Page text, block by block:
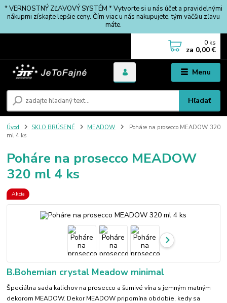
* VERNOSTNÝ ZĽAVOVÝ SYSTÉM * Vytvorte si u nás účet a pravidelnými
nákupmi získajte lepšie ceny. Čím viac u nás nakupujete, tým väčšiu zľavu
máte.
Menu
Hľadať
0 ks
za 0,00 €
Úvod SKLO BRÚSENÉ MEADOW
Poháre na prosecco MEADOW 320
ml 4 ks
Poháre na prosecco MEADOW
320 ml 4 ks
Akcia
B.Bohemian crystal Meadow minimal
Špeciálna sada kalichov na prosecco a šumivé vína s jemným matným
dekorom MEADOW. Dekor MEADOW pripomína obdobie, kedy sa